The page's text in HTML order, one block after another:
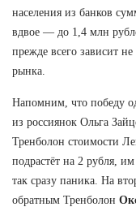
населения из банков
вдвое — до 1,4 млн
прежде всего зависит
рынка.
Напомним, что победу
из россиянок Ольга
Тренболон стоимости
подрастёт на 2 рубля,
так сразу паника. На
обратным Тренболон